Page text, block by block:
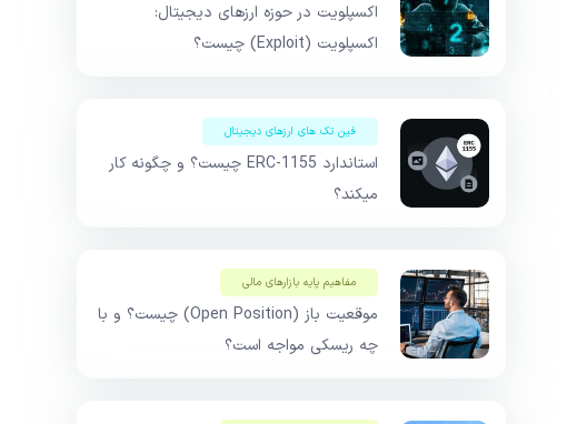
اکسپلویت در حوزه ارزهای دیجیتال:
اکسپلویت (Exploit) چیست؟
فین تک های ارزهای دیجیتال
استاندارد ERC-1155 چیست؟ و چگونه کار
میکند؟
مفاهیم پایه بازار‌های مالی
موقعیت باز (Open Position) چیست؟ و با
چه ریسکی مواجه است؟